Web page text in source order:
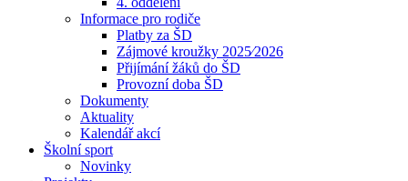
Informace pro rodiče
Platby za ŠD
Zájmové kroužky 2025⁄2026
Přijímání žáků do ŠD
Provozní doba ŠD
Dokumenty
Aktuality
Kalendář akcí
Školní sport
Novinky